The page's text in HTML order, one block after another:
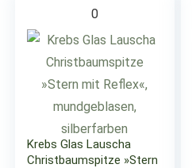
0
Krebs Glas Lauscha
Christbaumspitze »Stern